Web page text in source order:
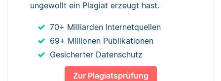
ungewollt ein Plagiat erzeugt hast.
70+ Milliarden Internetquellen
69+ Millionen Publikationen
Gesicherter Datenschutz
Zur Plagiatsprüfung